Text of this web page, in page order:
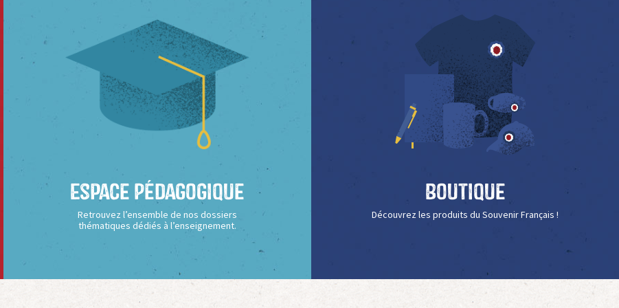
Espace Pédagogique
Retrouvez l’ensemble de nos dossiers
thématiques dédiés à l’enseignement.
Boutique
Découvrez les produits du Souvenir Français !